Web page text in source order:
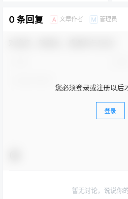
0 条回复 A 文章作者 M 管理员
您必须登录或注册以后
登录
暂无讨论，说说你